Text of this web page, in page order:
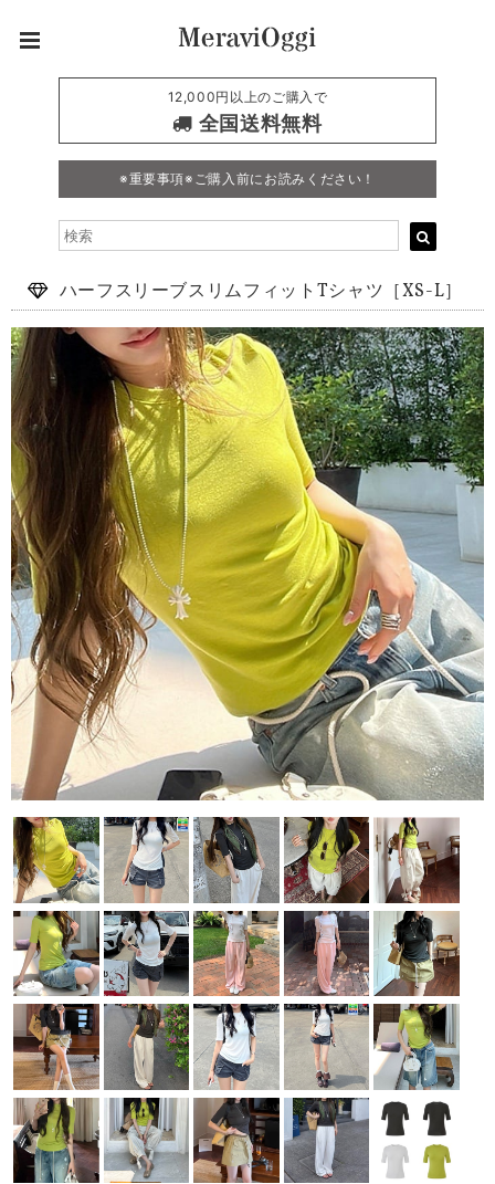
12,000円以上のご購入で
全国送料無料
※重要事項※ご購入前にお読みください！
ハーフスリーブスリムフィットTシャツ［XS-L］